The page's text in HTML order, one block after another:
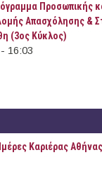
Προσωπικής
Απασχόλησης &
(3ος Κύκλος)
16:03
Καριέρας